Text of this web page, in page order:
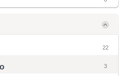
22
3